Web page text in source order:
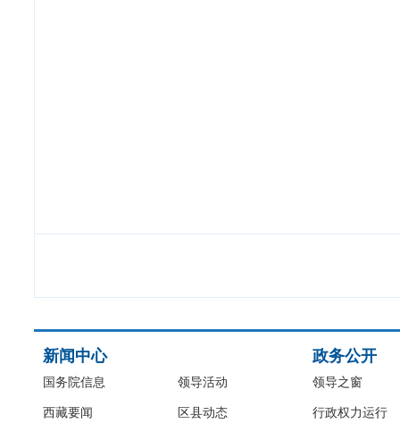
新闻中心
国务院信息
西藏要闻
领导活动
区县动态
政务公开
领导之窗
行政权力运行